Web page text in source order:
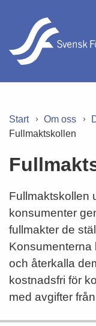
Start Om oss
Fullmaktskollen
Fullmaktskollen
konsumenter
fullmakter de
Konsumenterna
och återkalla
kostnadsfri för
med avgifter